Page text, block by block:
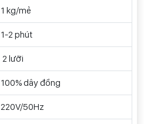
1 kg/mẻ
1-2 phút
2 lưỡi
100% dây đồng
220V/50Hz